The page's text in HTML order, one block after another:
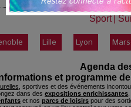
Sport|
Lille Lyon
Agenda
et programme
, sportives et des événements
dans des expositions enrichissantes
et nos parcs de loisirs pour des